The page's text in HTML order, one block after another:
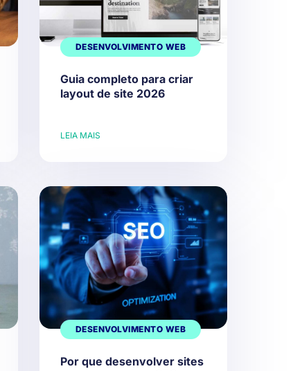
DESENVOLVIMENTO WEB
Guia completo para criar
layout de site 2026
LEIA MAIS
DESENVOLVIMENTO WEB
Por que desenvolver sites